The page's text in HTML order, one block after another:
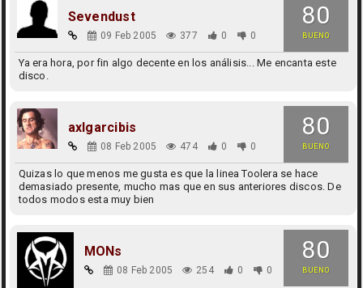
80
BUENO
Sevendust
09 Feb 2005 377 0 0
Ya era hora, por fin algo decente en los análisis... Me encanta este
disco.
80
BUENO
axlgarcibis
08 Feb 2005 474 0 0
Quizas lo que menos me gusta es que la linea Toolera se hace
demasiado presente, mucho mas que en sus anteriores discos. De
todos modos esta muy bien
80
BUENO
MONs
08 Feb 2005 254 0 0